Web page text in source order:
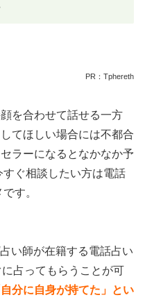
PR：Tphereth
を合わせて話せる一方
てほしい場合には不都合
ラーになるとなかなか予
ぐ相談したい方は電話
す。
い師が在籍する電話占い
占ってもらうことが可
分に自身が持てた」とい